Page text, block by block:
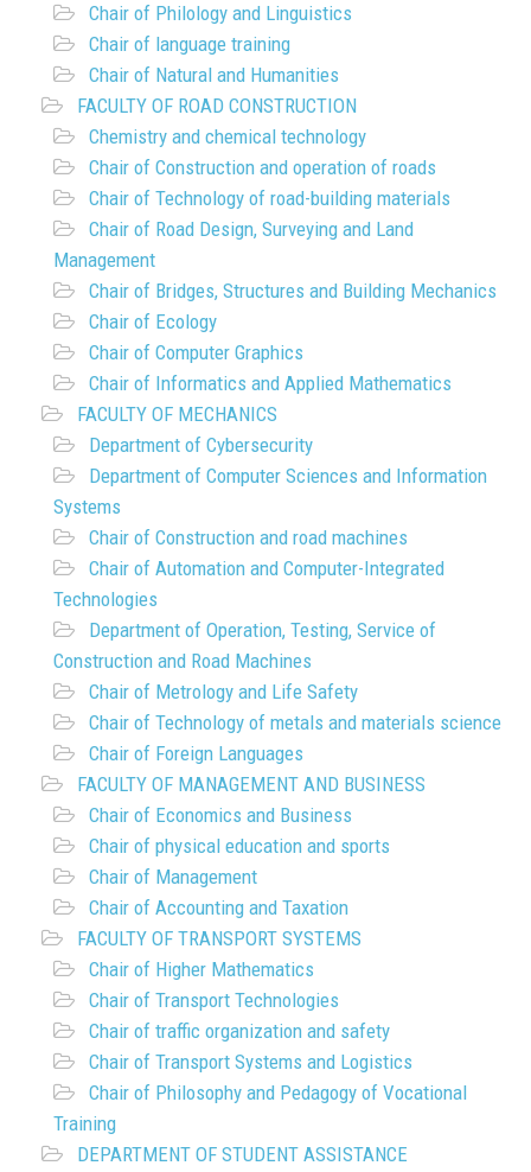
Chair of Philology and Linguistics
Chair of language training
Chair of Natural and Humanities
FACULTY OF ROAD CONSTRUCTION
Chemistry and chemical technology
Chair of Construction and operation of roads
Chair of Technology of road-building materials
Chair of Road Design, Surveying and Land
Management
Chair of Bridges, Structures and Building Mechanics
Chair of Ecology
Chair of Computer Graphics
Chair of Informatics and Applied Mathematics
FACULTY OF MECHANICS
Department of Cybersecurity
Department of Computer Sciences and Information
Systems
Chair of Construction and road machines
Chair of Automation and Computer-Integrated
Technologies
Department of Operation, Testing, Service of
Construction and Road Machines
Chair of Metrology and Life Safety
Chair of Technology of metals and materials science
Chair of Foreign Languages
FACULTY OF MANAGEMENT AND BUSINESS
Chair of Economics and Business
Chair of physical education and sports
Chair of Management
Chair of Accounting and Taxation
FACULTY OF TRANSPORT SYSTEMS
Chair of Higher Mathematics
Chair of Transport Technologies
Chair of traffic organization and safety
Chair of Transport Systems and Logistics
Chair of Philosophy and Pedagogy of Vocational
Training
DEPARTMENT OF STUDENT ASSISTANCE